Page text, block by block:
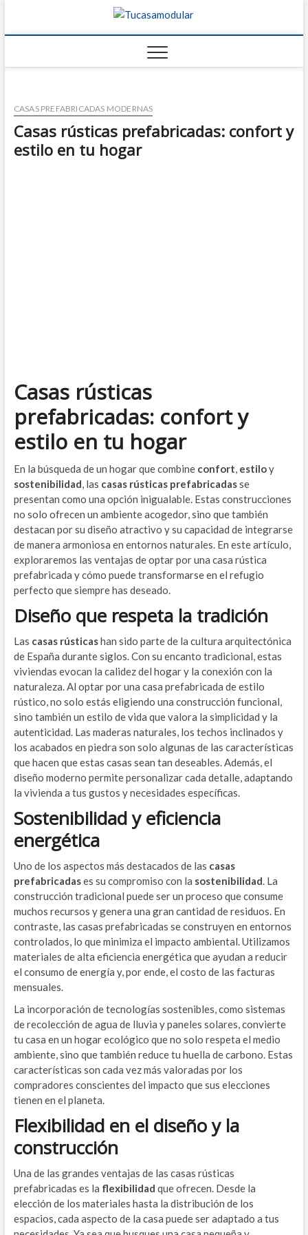
FABRICANTES DE
CASAS PREFABRICADAS MODERNAS
Casas rústicas prefabricadas: confort y
estilo en tu hogar
Casas rústicas
prefabricadas: confort y
estilo en tu hogar
En la búsqueda de un hogar que combine confort, estiloy
sostenibilidad, las casas rústicas prefabricadasse
presentan como una opción inigualable. Estas construcciones
no solo ofrecen un ambiente acogedor, sino que también
destacan por su diseño atractivo y su capacidad de integrarse
de manera armoniosa en entornos naturales. En este artículo,
exploraremos las ventajas de optar por una casa rústica
prefabricada y cómo puede transformarse en el refugio
perfecto que siempre has deseado.
Diseño que respeta la tradición
Las casas rústicashan sido parte de la cultura arquitectónica
de España durante siglos. Con su encanto tradicional, estas
viviendas evocan la calidez del hogar y la conexión con la
naturaleza. Al optar por una casa prefabricada de estilo
rústico, no solo estás eligiendo una construcción funcional,
sino también un estilo de vida que valora la simplicidad y la
autenticidad. Las maderas naturales, los techos inclinados y
los acabados en piedra son solo algunas de las características
que hacen que estas casas sean tan deseables. Además, el
diseño moderno permite personalizar cada detalle, adaptando
la vivienda a tus gustos y necesidades específicas.
Sostenibilidad y eficiencia
energética
Uno de los aspectos más destacados de las casas
prefabricadases su compromiso con la sostenibilidad. La
construcción tradicional puede ser un proceso que consume
muchos recursos y genera una gran cantidad de residuos. En
contraste, las casas prefabricadas se construyen en entornos
controlados, lo que minimiza el impacto ambiental. Utilizamos
materiales de alta eficiencia energética que ayudan a reducir
el consumo de energía y, por ende, el costo de las facturas
mensuales.
La incorporación de tecnologías sostenibles, como sistemas
de recolección de agua de lluvia y paneles solares, convierte
tu casa en un hogar ecológico que no solo respeta el medio
ambiente, sino que también reduce tu huella de carbono. Estas
características son cada vez más valoradas por los
compradores conscientes del impacto que sus elecciones
tienen en el planeta.
Flexibilidad en el diseño y la
construcción
Una de las grandes ventajas de las casas rústicas
prefabricadas es la flexibilidad que ofrecen. Desde la
elección de los materiales hasta la distribución de los
espacios, cada aspecto de la casa puede ser adaptado a tus